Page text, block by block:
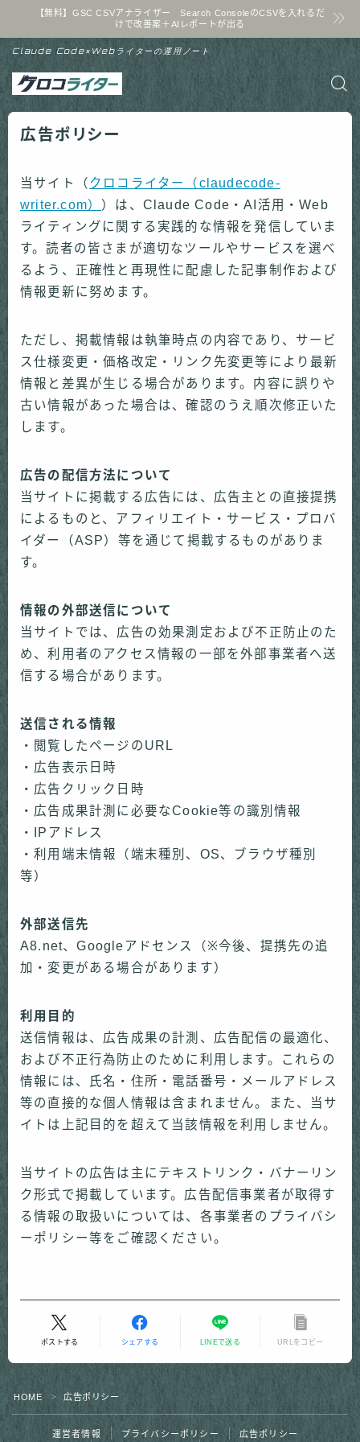
【無料】GSC CSVアナライザー Search ConsoleのCSVを入れるだ
けで改善案＋AIレポートが出る
Claude Code×Webライターの運用ノート
広告ポリシー
当サイト（ クロコライター（claudecode-
writer.com） ）は、Claude Code・AI活用・Web
ライティングに関する実践的な情報を発信していま
す。読者の皆さまが適切なツールやサービスを選べ
るよう、正確性と再現性に配慮した記事制作および
情報更新に努めます。
ただし、掲載情報は執筆時点の内容であり、サービ
ス仕様変更・価格改定・リンク先変更等により最新
情報と差異が生じる場合があります。内容に誤りや
古い情報があった場合は、確認のうえ順次修正いた
します。
広告の配信方法について
当サイトに掲載する広告には、広告主との直接提携
によるものと、アフィリエイト・サービス・プロバ
イダー（ASP）等を通じて掲載するものがありま
す。
情報の外部送信について
当サイトでは、広告の効果測定および不正防止のた
め、利用者のアクセス情報の一部を外部事業者へ送
信する場合があります。
送信される情報
・閲覧したページのURL
・広告表示日時
・広告クリック日時
・広告成果計測に必要なCookie等の識別情報
・IPアドレス
・利用端末情報（端末種別、OS、ブラウザ種別
等）
外部送信先
A8.net、Googleアドセンス（※今後、提携先の追
加・変更がある場合があります）
利用目的
送信情報は、広告成果の計測、広告配信の最適化、
および不正行為防止のために利用します。これらの
情報には、氏名・住所・電話番号・メールアドレス
等の直接的な個人情報は含まれません。また、当サ
イトは上記目的を超えて当該情報を利用しません。
当サイトの広告は主にテキストリンク・バナーリン
ク形式で掲載しています。広告配信事業者が取得す
る情報の取扱いについては、各事業者のプライバシ
ーポリシー等をご確認ください。
ポストする シェアする LINEで送る URLをコピー
HOME ＞ 広告ポリシー
運営者情報 プライバシーポリシー 広告ポリシー